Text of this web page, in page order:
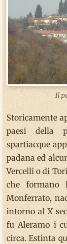
Il
Storicamente
paesi della
spartiacque
padana ed
Vercelli o di
che formano
Monferrato,
intorno al X
fu Aleramo i
circa. Estinta